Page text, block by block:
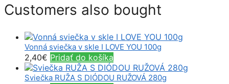
Customers also bought
Vonná sviečka v skle I LOVE YOU 100g
2,40€ Pridať do košíka
Sviečka RUŽA S DIÓDOU RUŽOVÁ 280g